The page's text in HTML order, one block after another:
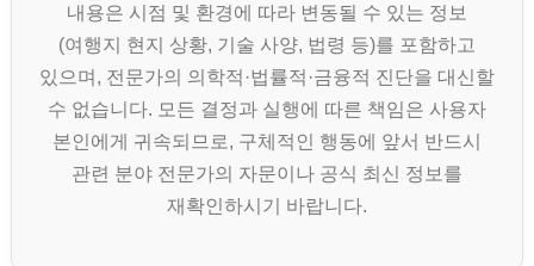
내용은 시점 및 환경에 따라 변동될 수 있는 정보
(여행지 현지 상황, 기술 사양, 법령 등)를 포함하고
있으며, 전문가의 의학적·법률적·금융적 진단을 대신할
수 없습니다. 모든 결정과 실행에 따른 책임은 사용자
본인에게 귀속되므로, 구체적인 행동에 앞서 반드시
관련 분야 전문가의 자문이나 공식 최신 정보를
재확인하시기 바랍니다.